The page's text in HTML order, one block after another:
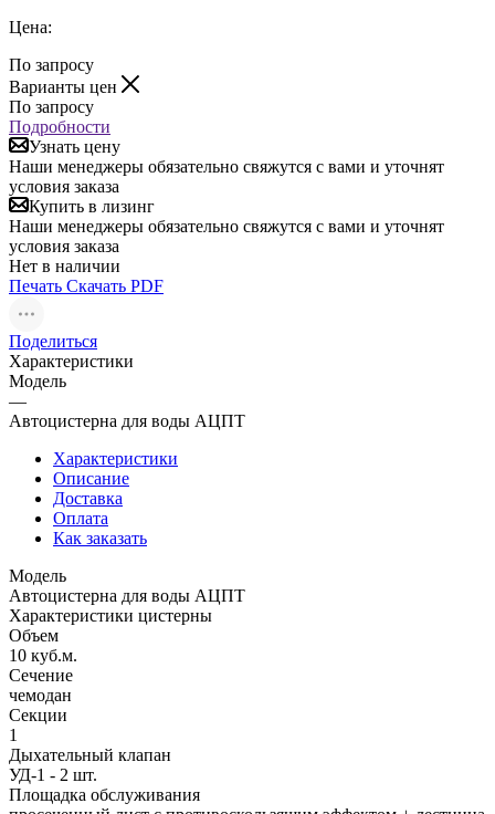
Цена:
По запросу
Варианты цен
По запросу
Подробности
Узнать цену
Наши менеджеры обязательно свяжутся с вами и уточнят
условия заказа
Купить в лизинг
Наши менеджеры обязательно свяжутся с вами и уточнят
условия заказа
Нет в наличии
Печать Скачать PDF
Поделиться
Характеристики
Модель
—
Автоцистерна для воды АЦПТ
Характеристики
Описание
Доставка
Оплата
Как заказать
Модель
Автоцистерна для воды АЦПТ
Характеристики цистерны
Объем
10 куб.м.
Сечение
чемодан
Секции
1
Дыхательный клапан
УД-1 - 2 шт.
Площадка обслуживания